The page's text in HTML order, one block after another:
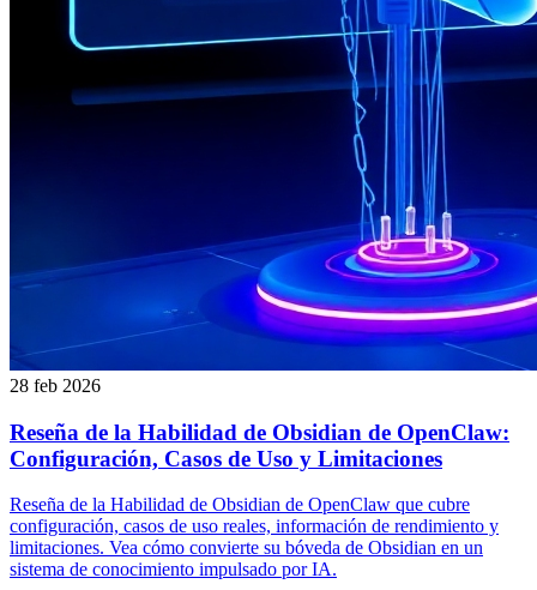
28 feb 2026
Reseña de la Habilidad de Obsidian de OpenClaw:
Configuración, Casos de Uso y Limitaciones
Reseña de la Habilidad de Obsidian de OpenClaw que cubre
configuración, casos de uso reales, información de rendimiento y
limitaciones. Vea cómo convierte su bóveda de Obsidian en un
sistema de conocimiento impulsado por IA.